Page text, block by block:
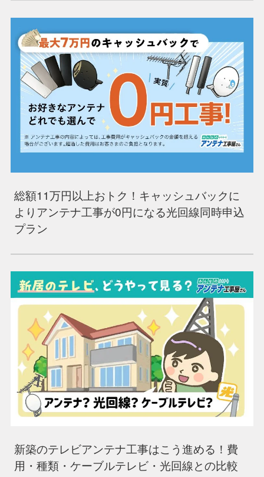
総額11万円以上おトク！キャッシュバックに
よりアンテナ工事が0円になる光回線同時申込
プラン
新築のテレビアンテナ工事はこう進める！費
用・種類・ケーブルテレビ・光回線との比較